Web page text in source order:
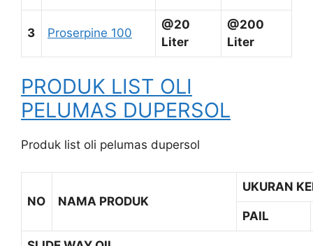
3 Proserpine 100
@20
Liter
@200
Liter
PRODUK LIST OLI
PELUMAS DUPERSOL
Produk list oli pelumas dupersol
NO NAMA PRODUK
UKURAN
PAIL